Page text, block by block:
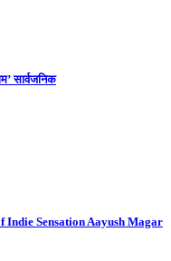
सार्वजनिक
Indie Sensation Aayush Magar